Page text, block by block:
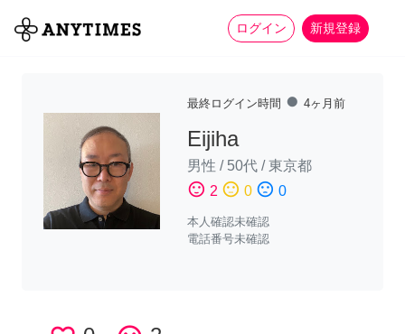
ログイン 新規登録
全て 家事 more_horiz
最終ログイン時間 fiber_manual_record 4ヶ月前
Eijiha
男性 / 50代 /東京都
sentiment_satisfied 2 sentiment_neutral 0 sentiment_dissatisfied 0
本人確認未確認
電話番号未確認